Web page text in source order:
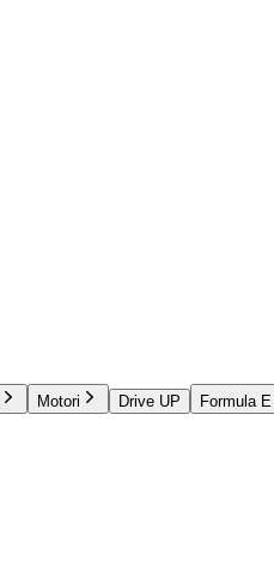
Motori Drive UP Formula E